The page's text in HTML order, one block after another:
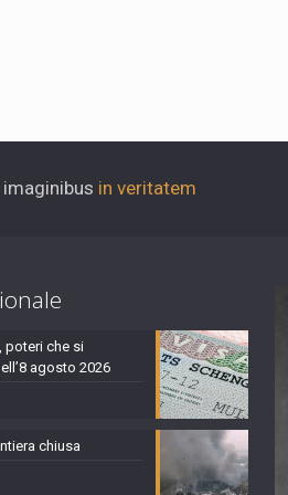
in veritatem
poteri che si
agosto 2026
chiusa